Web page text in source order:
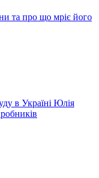
та про що мріє його
в Україні Юлія